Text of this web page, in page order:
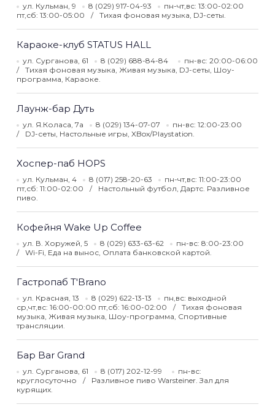
ул. Кульман, 9 8 (029) 917-04-93
пн-чт,вс: 13:00-02:00
пт,сб: 13:00-05:00
Тихая фоновая музыка, DJ-сеты.
Караоке-клуб STATUS HALL
ул. Сурганова, 61 8 (029) 688-84-84
пн-вс: 20:00-06:00
Тихая фоновая музыка, Живая музыка, DJ-сеты, Шоу-
программа, Караоке.
Лаунж-бар Дуть
ул. Я.Коласа, 7а 8 (029) 134-07-07
пн-вс: 12:00-23:00
DJ-сеты, Настольные игры, XBox/Playstation.
Хоспер-паб HOPS
ул. Кульман, 4 8 (017) 258-20-63
пн-чт,вс: 11:00-23:00
пт,сб: 11:00-02:00
Настольный футбол, Дартс. Разливное
пиво.
Кофейня Wake Up Coffee
ул. В. Хоружей, 5 8 (029) 633-63-62
пн-вс: 8:00-23:00
Wi-Fi, Еда на вынос, Оплата банковской картой.
Гастропаб T'Brano
ул. Красная, 13 8 (029) 622-13-13
пн,вс: выходной
ср,чт,вс: 16:00-00:00 пт,сб: 16:00-02:00
Тихая фоновая
музыка, Живая музыка, Шоу-программа, Спортивные
трансляции.
Бар Bar Grand
ул. Сурганова, 61 8 (017) 202-12-99
пн-вс:
круглосуточно
Разливное пиво Warsteiner. Зал для
курящих.